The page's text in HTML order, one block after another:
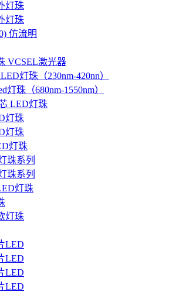
灯珠
灯珠
仿流明
VCSEL激光器
灯珠（230nm-420nn）
灯珠（680nm-1550nm）
LED灯珠
灯珠
灯珠
灯珠
珠系列
珠系列
灯珠
灯珠
LED
LED
LED
LED